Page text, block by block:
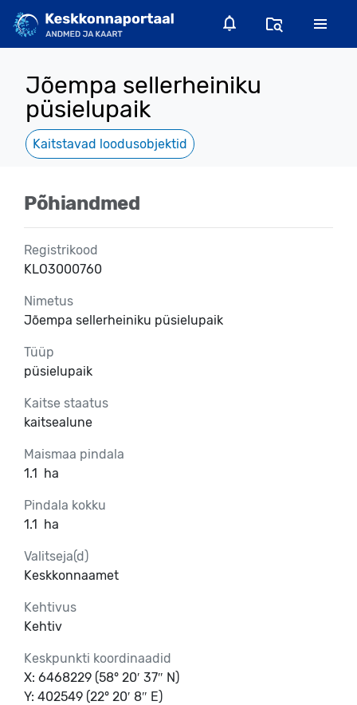
Jõempa sellerheiniku
püsielupaik
Kaitstavad loodusobjektid
Põhiandmed
Registrikood
KLO3000760
Nimetus
Jõempa sellerheiniku püsielupaik
Tüüp
püsielupaik
Kaitse staatus
kaitsealune
Maismaa pindala
1.1 ha
Pindala kokku
1.1 ha
Valitseja(d)
Keskkonnaamet
Kehtivus
Kehtiv
Keskpunkti koordinaadid
X: 6468229 (58° 20′ 37″ N)
Y: 402549 (22° 20′ 8″ E)